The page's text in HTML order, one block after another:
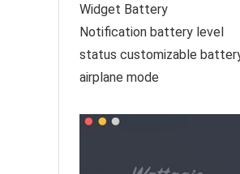
Widget Battery
Notification battery level
status customizable
airplane mode